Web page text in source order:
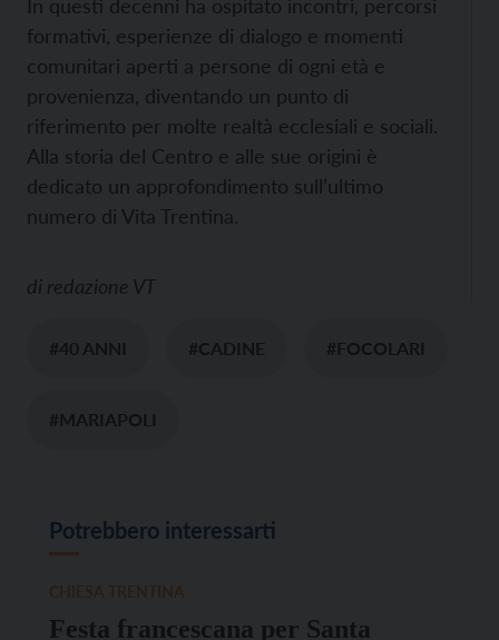
In questi decenni ha ospitato incontri, percorsi
formativi, esperienze di dialogo e momenti
comunitari aperti a persone di ogni età e
provenienza, diventando un punto di
riferimento per molte realtà ecclesiali e sociali.
Alla storia del Centro e alle sue origini è
dedicato un approfondimento sull’ultimo
numero di Vita Trentina.
di redazione VT
#40 ANNI #CADINE #FOCOLARI
#MARIAPOLI
Potrebbero interessarti
Festa francescana per Santa